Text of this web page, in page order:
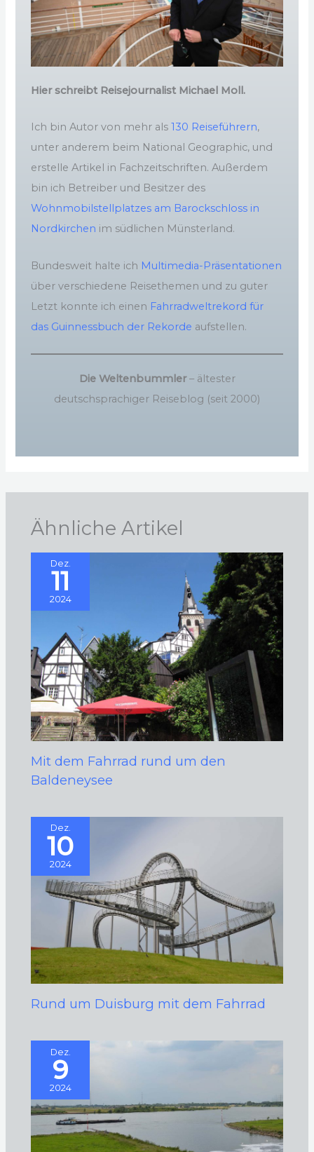
Hier schreibt Reisejournalist Michael Moll.
Ich bin Autor von mehr als130 Reiseführern,
unter anderem beim National Geographic, und
erstelle Artikel in Fachzeitschriften. Außerdem
bin ich Betreiber und Besitzer des
Wohnmobilstellplatzes am Barockschloss in
Nordkirchen im südlichen Münsterland.
Bundesweit halte ich Multimedia-Präsentationen
über verschiedene Reisethemen und zu guter
Letzt konnte ich einen Fahrradweltrekord für
das Guinnessbuch der Rekorde aufstellen.
Die Weltenbummler– ältester
deutschsprachiger Reiseblog (seit 2000)
Ähnliche Artikel
Dez.
11
2024
Mit dem Fahrrad rund um den
Baldeneysee
Dez.
10
2024
Rund um Duisburg mit dem Fahrrad
Dez.
9
2024